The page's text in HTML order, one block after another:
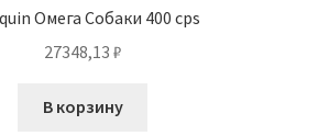
Омега Собаки 400 cps
27348,13 ₽
В корзину